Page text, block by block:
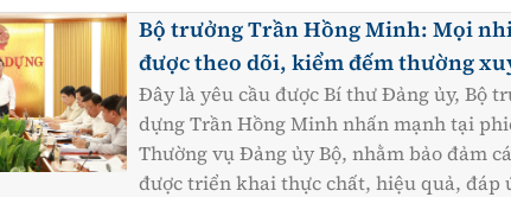
Bộ trưởng Trần Hồng Minh: Mọi
được theo dõi, kiểm đếm thường
Đây là yêu cầu được Bí thư Đảng ủy, Bộ
dựng Trần Hồng Minh nhấn mạnh tại
Thường vụ Đảng ủy Bộ, nhằm bảo đảm
được triển khai thực chất, hiệu quả, đáp